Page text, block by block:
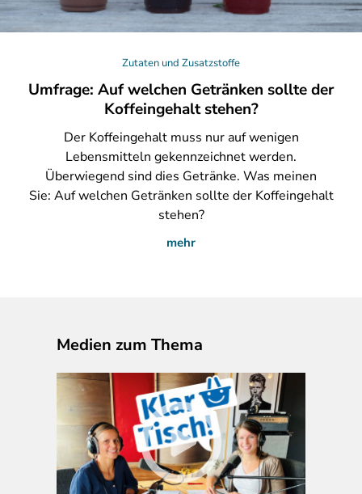
Zutaten und Zusatzstoffe
Umfrage: Auf welchen Getränken sollte der
Koffeingehalt stehen?
DerKoffeingehalt muss nur auf wenigen
Lebensmitteln gekennzeichnet werden.
Überwiegend sind dies Getränke. Was meinen
Sie: Auf welchen Getränken sollte der Koffeingehalt
stehen?
mehr
Medien zum Thema